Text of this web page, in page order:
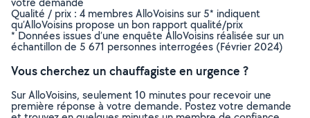
Qualité / prix : 4 membres AlloVoisins sur 5* indiquent
qu’AlloVoisins propose un bon rapport qualité/prix
* Données issues d’une enquête AlloVoisins réalisée sur un
échantillon de 5 671 personnes interrogées (Février 2024)
Vous cherchez un chauffagiste en urgence ?
Sur AlloVoisins, seulement 10 minutes pour recevoir une
première réponse à votre demande. Postez votre demande